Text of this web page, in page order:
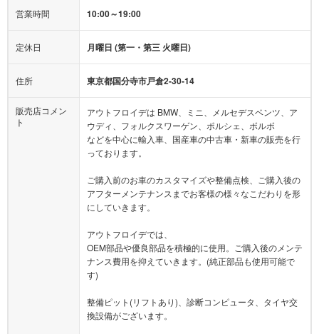
営業時間 10:00～19:00
定休日 月曜日 (第一・第三 火曜日)
住所 東京都国分寺市戸倉2-30-14
販売店コメン
ト
アウトフロイデは BMW、ミニ、メルセデスベンツ、ア
ウディ、フォルクスワーゲン、ポルシェ、ボルボ
などを中心に輸入車、国産車の中古車・新車の販売を行
っております。
ご購入前のお車のカスタマイズや整備点検、ご購入後の
アフターメンテナンスまでお客様の様々なこだわりを形
にしていきます。
アウトフロイデでは、
OEM部品や優良部品を積極的に使用。ご購入後のメンテ
ナンス費用を抑えていきます。(純正部品も使用可能で
す)
整備ピット(リフトあり)、診断コンピュータ、タイヤ交
換設備がございます。